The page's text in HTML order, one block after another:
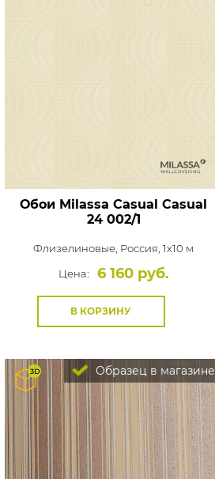
Обои Milassa Casual Casual
24 002/1
Флизелиновые, Россия, 1x10 м
Цена:
6 160 руб.
В КОРЗИНУ
Образец в магазине